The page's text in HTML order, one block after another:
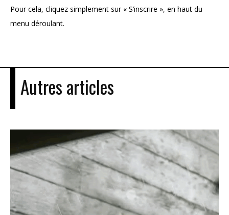
Pour cela, cliquez simplement sur « S’inscrire », en haut du
menu déroulant.
Autres articles